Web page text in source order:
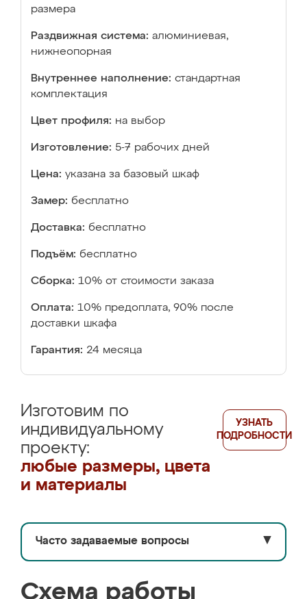
размера
Раздвижная система: алюминиевая,
нижнеопорная
Внутреннее наполнение: стандартная
комплектация
Цвет профиля: на выбор
Изготовление: 5-7 рабочих дней
Цена: указана за базовый шкаф
Замер: бесплатно
Доставка: бесплатно
Подъём: бесплатно
Сборка: 10% от стоимости заказа
Оплата: 10% предоплата, 90% после
доставки шкафа
Гарантия: 24 месяца
Изготовим по
индивидуальному
проекту:
любые размеры, цвета
и материалы
УЗНАТЬ
ПОДРОБНОСТИ
Часто задаваемые вопросы ▼
Схема работы